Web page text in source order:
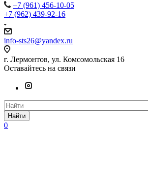
+7 (961) 456-10-05
+7 (962) 439-92-16
info-sts26@yandex.ru
г. Лермонтов, ул. Комсомольская 16
Оставайтесь на связи
Найти
0